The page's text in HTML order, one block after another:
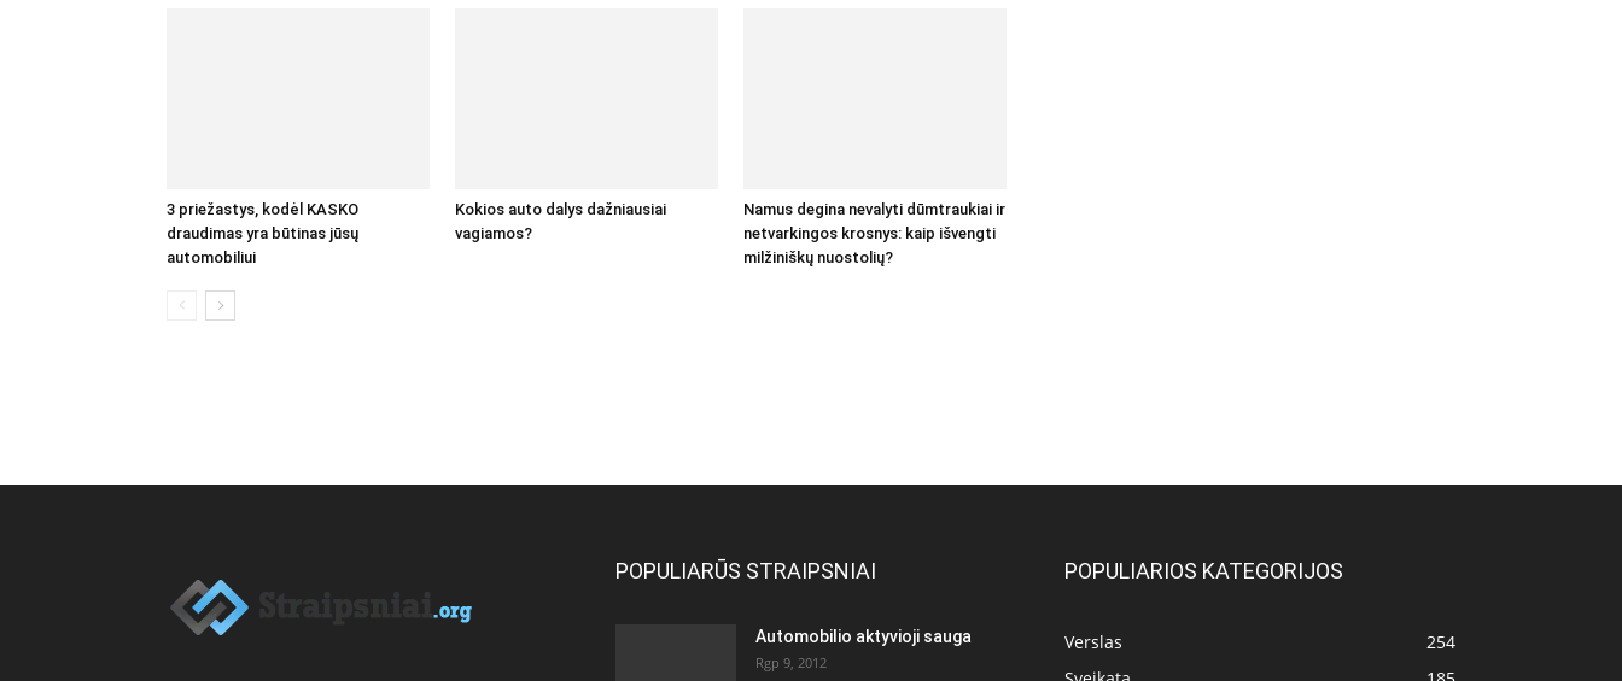
3 priežastys, kodėl KASKO
draudimas yra būtinas jūsų
automobiliui
Kokios auto dalys dažniausiai
vagiamos?
Namus degina nevalyti dūmtraukiai ir
netvarkingos krosnys: kaip išvengti
milžiniškų nuostolių?
POPULIARŪS STRAIPSNIAI
Automobilio aktyvioji sauga
Rgp 9, 2012
POPULIARIOS KATEGORIJOS
Verslas
254